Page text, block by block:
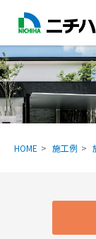
HOME 施工例